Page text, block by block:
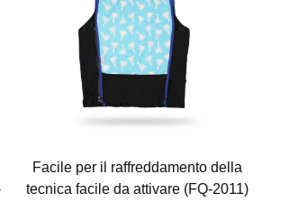
Facile per il raffreddamento della
tecnica facile da attivare (FQ-2011)